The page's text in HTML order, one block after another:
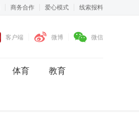
商务合作 爱心模式 线索报料
客户端 微博 微信
体育 教育